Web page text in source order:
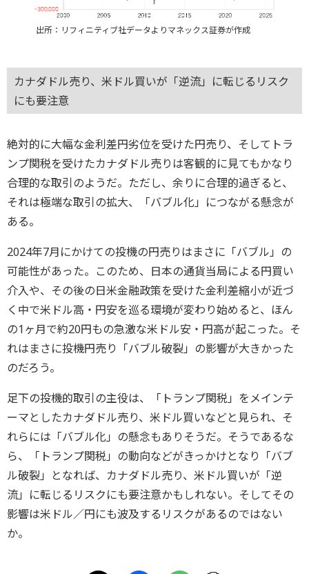
出所：リフィニティブ社データよりマネックス証券が作成
カナダドル売り、米ドル買いが「逆流」に転じるリスク
にも要注意
絶対的に大幅な金利差円劣位を受けた円売り、そしてトラ
ンプ関税を受けたカナダドル売りは客観的に見てもかなり
合理的な取引のようだ。ただし、余りに合理的過ぎると、
それは極端な取引の拡大、「バブル化」につながる懸念が
ある。
2024年7月にかけての投機の円売りはまさに「バブル」の
可能性があった。このため、日本の通貨当局による円買い
介入や、その後の日米金融政策を受けた金利差縮小が近づ
く中で米ドル高・円安を巡る環境が変わり始めると、ほん
の1ヶ月で約20円もの急激な米ドル安・円高が起こった。そ
れはまさに投機円売り「バブル破裂」の影響が大きかった
のだろう。
足下の投機的取引の主役は、「トランプ関税」をメインテ
ーマとしたカナダドル売り、米ドル買いなどと見られ、そ
れらには「バブル化」の懸念もありそうだ。そうであるな
ら、「トランプ関税」の動向などがきっかけとなり「バブ
ル破裂」となれば、カナダドル売り、米ドル買いが「逆
流」に転じるリスクにも要注意かもしれない。そしてその
影響は米ドル／円にも波及するリスクがあるのではない
か。